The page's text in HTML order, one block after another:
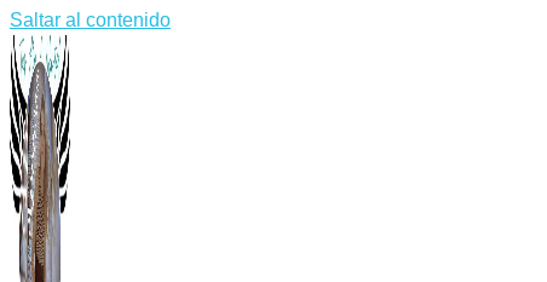
Saltar al contenido